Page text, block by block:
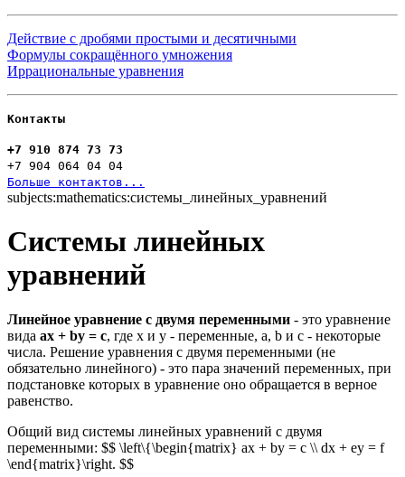
Действие с дробями простыми и десятичными
Формулы сокращённого умножения
Иррациональные уравнения
Контакты
+7 910 874 73 73
+7 904 064 04 04
Больше контактов...
subjects:mathematics:системы_линейных_уравнений
Системы линейных
уравнений
Линейное уравнение с двумя переменными - это уравнение
вида ах + by = с, где х и у - переменные, a, b и с - некоторые
числа. Решение уравнения с двумя переменными (не
обязательно линейного) - это пара значений переменных, при
подстановке которых в уравнение оно обращается в верное
равенство.
Общий вид системы линейных уравнений с двумя
переменными: $$ \left\{\begin{matrix} ax + by = c \\ dx + ey = f
\end{matrix}\right. $$